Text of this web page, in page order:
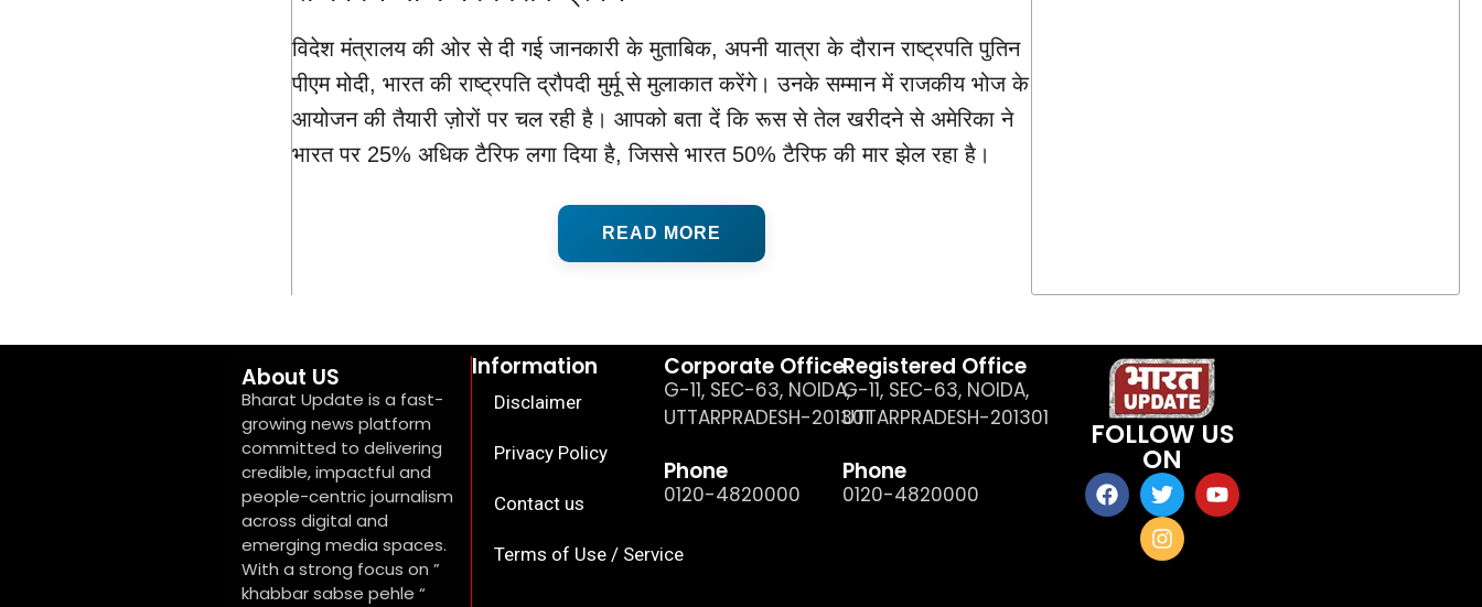
विदेश मंत्रालय की ओर से दी गई जानकारी के मुताबिक, अपनी यात्रा के दौरान राष्ट्रपति पुतिन
पीएम मोदी, भारत की राष्ट्रपति द्रौपदी मुर्मू से मुलाकात करेंगे। उनके सम्मान में राजकीय भोज के
आयोजन की तैयारी ज़ोरों पर चल रही है। आपको बता दें कि रूस से तेल खरीदने से अमेरिका ने
भारत पर 25% अधिक टैरिफ लगा दिया है, जिससे भारत 50% टैरिफ की मार झेल रहा है।
READ MORE
About US
Bharat Update is a fast-
growing news platform
committed to delivering
credible, impactful and
people-centric journalism
across digital and
emerging media spaces.
With a strong focus on ”
khabbar sabse pehle “
Information
Disclaimer
Privacy Policy
Contact us
Terms of Use / Service
Corporate Office
G-11, SEC-63, NOIDA,
UTTARPRADESH-201301
Phone
0120-4820000
Registered Office
G-11, SEC-63, NOIDA,
UTTARPRADESH-201301
Phone
0120-4820000
FOLLOW US
ON